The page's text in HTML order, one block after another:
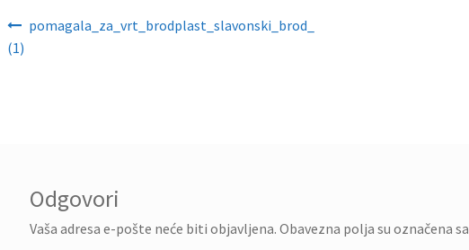
Navigacija objava
pomagala_za_vrt_brodplast_slavonski_brod_
(1)
Odgovori
Vaša adresa e-pošte neće biti objavljena. Obavezna polja su označena sa